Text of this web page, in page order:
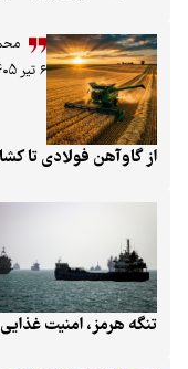
محمداسماعیل
۶ تیر ۱۴۰۵
فولادی تا کشاورزی دقیق
امنیت غذایی و هشدار